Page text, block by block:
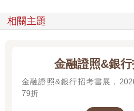
相關主題
金融證照&銀
金融證照&銀行招考書展，
79折